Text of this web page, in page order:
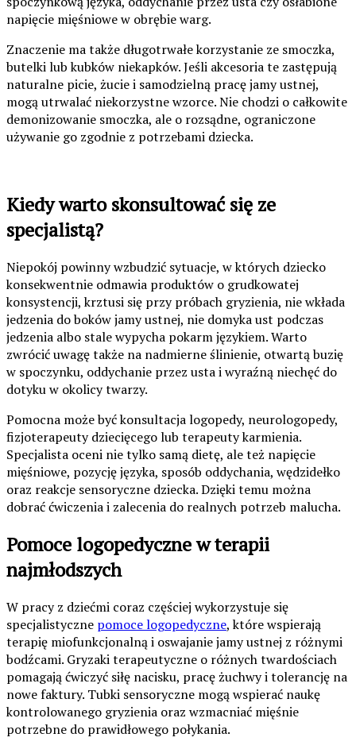
napięcie mięśniowe w obrębie warg.
Znaczenie ma także długotrwałe korzystanie ze smoczka,
butelki lub kubków niekapków. Jeśli akcesoria te zastępują
naturalne picie, żucie i samodzielną pracę jamy ustnej,
mogą utrwalać niekorzystne wzorce. Nie chodzi o całkowite
demonizowanie smoczka, ale o rozsądne, ograniczone
używanie go zgodnie z potrzebami dziecka.
Kiedy warto skonsultować się ze
specjalistą?
Niepokój powinny wzbudzić sytuacje, w których dziecko
konsekwentnie odmawia produktów o grudkowatej
konsystencji, krztusi się przy próbach gryzienia, nie wkłada
jedzenia do boków jamy ustnej, nie domyka ust podczas
jedzenia albo stale wypycha pokarm językiem. Warto
zwrócić uwagę także na nadmierne ślinienie, otwartą buzię
w spoczynku, oddychanie przez usta i wyraźną niechęć do
dotyku w okolicy twarzy.
Pomocna może być konsultacja logopedy, neurologopedy,
fizjoterapeuty dziecięcego lub terapeuty karmienia.
Specjalista oceni nie tylko samą dietę, ale też napięcie
mięśniowe, pozycję języka, sposób oddychania, wędzidełko
oraz reakcje sensoryczne dziecka. Dzięki temu można
dobrać ćwiczenia i zalecenia do realnych potrzeb malucha.
Pomoce logopedyczne w terapii
najmłodszych
W pracy z dziećmi coraz częściej wykorzystuje się
specjalistyczne pomoce logopedyczne, które wspierają
terapię miofunkcjonalną i oswajanie jamy ustnej z różnymi
bodźcami. Gryzaki terapeutyczne o różnych twardościach
pomagają ćwiczyć siłę nacisku, pracę żuchwy i tolerancję na
nowe faktury. Tubki sensoryczne mogą wspierać naukę
kontrolowanego gryzienia oraz wzmacniać mięśnie
potrzebne do prawidłowego połykania.